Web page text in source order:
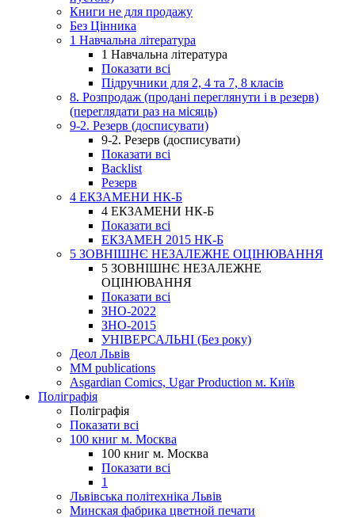
Книги не для продажу
Без Цінника
1 Навчальна література
1 Навчальна література
Показати всі
Підручники для 2, 4 та 7, 8 класів
8. Розпродаж (продані переглянути і в резерв)
(переглядати раз на місяць)
9-2. Резерв (досписувати)
9-2. Резерв (досписувати)
Показати всі
Backlist
Резерв
4 ЕКЗАМЕНИ НК-Б
4 ЕКЗАМЕНИ НК-Б
Показати всі
ЕКЗАМЕН 2015 НК-Б
5 ЗОВНІШНЄ НЕЗАЛЕЖНЕ ОЦІНЮВАННЯ
5 ЗОВНІШНЄ НЕЗАЛЕЖНЕ
ОЦІНЮВАННЯ
Показати всі
ЗНО-2022
ЗНО-2015
УНІВЕРСАЛЬНІ (Без року)
Деол Львів
MM publications
Asgardian Comics, Ugar Production м. Київ
Поліграфія
Поліграфія
Показати всі
100 книг м. Москва
100 книг м. Москва
Показати всі
1
Львівська політехніка Львів
Минская фабрика цветной печати